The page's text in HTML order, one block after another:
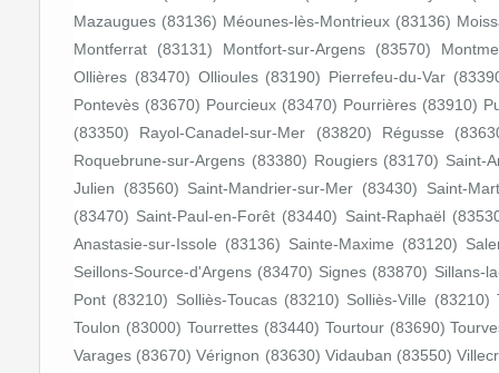
Mazaugues (83136) Méounes-lès-Montrieux (83136)
Montferrat (83131) Montfort-sur-Argens (83570)
Ollières (83470) Ollioules (83190) Pierrefeu-du-Var
Pontevès (83670) Pourcieux (83470) Pourrières (83910)
(83350) Rayol-Canadel-sur-Mer (83820) Régusse
Roquebrune-sur-Argens (83380) Rougiers (83170)
Julien (83560) Saint-Mandrier-sur-Mer (83430) Saint-
(83470) Saint-Paul-en-Forêt (83440) Saint-Raphaël
Anastasie-sur-Issole (83136) Sainte-Maxime (83120)
Seillons-Source-d'Argens (83470) Signes (83870) Sillans-
Pont (83210) Solliès-Toucas (83210) Solliès-Ville
Toulon (83000) Tourrettes (83440) Tourtour (83690)
Varages (83670) Vérignon (83630) Vidauban (83550)